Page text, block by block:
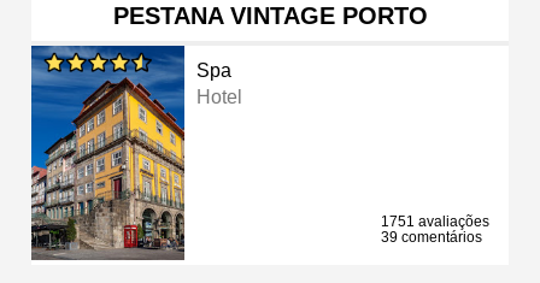
PESTANA VINTAGE PORTO
Spa
Hotel
1751 avaliações
39 comentários